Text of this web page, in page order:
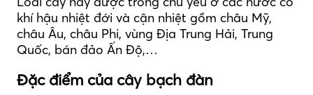
khí hậu nhiệt đới và cận nhiệt gồm châu Mỹ,
châu Âu, châu Phi, vùng Địa Trung Hải, Trung
Quốc, bán đảo Ấn Độ,…
Đặc điểm của cây bạch đàn